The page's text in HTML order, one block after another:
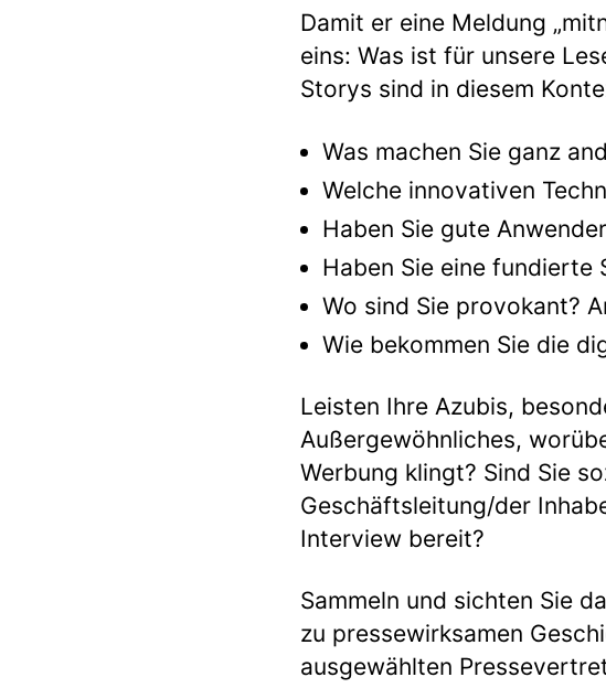
Damit er eine Meldung
eins: Was ist für unsere
Storys sind in diesem
Was machen Sie ganz
Welche innovativen
Haben Sie gute
Haben Sie eine fundierte
Wo sind Sie provokant?
Wie bekommen Sie die
Leisten Ihre Azubis,
Außergewöhnliches,
Werbung klingt? Sind Sie
Geschäftsleitung/der
Interview bereit?
Sammeln und sichten Sie
zu pressewirksamen
ausgewählten